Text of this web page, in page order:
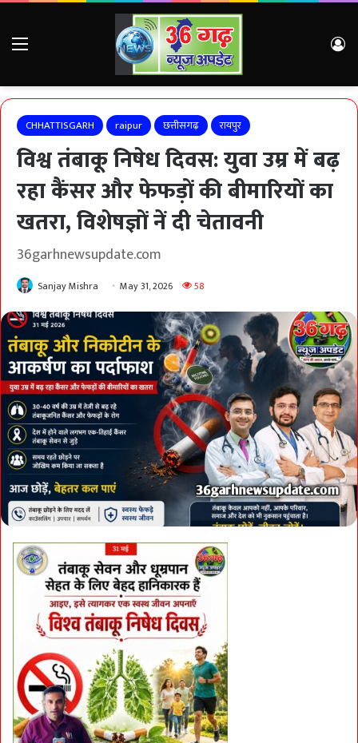
Menu
CHHATTISGARH raipur छत्तीसगढ़ रायपुर
विश्व तंबाकू निषेध दिवस: युवा उम्र में बढ़
रहा कैंसर और फेफड़ों की बीमारियों का
खतरा, विशेषज्ञों नें दी चेतावनी
36garhnewsupdate.com
Sanjay Mishra May 31, 2026 58